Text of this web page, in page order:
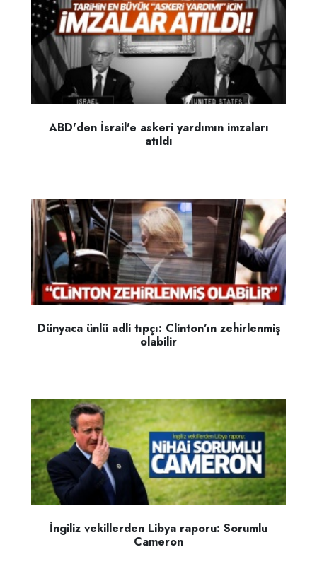
ABD'den İsrail'e askeri yardımın imzaları
atıldı
Dünyaca ünlü adli tıpçı: Clinton’ın zehirlenmiş
olabilir
İngiliz vekillerden Libya raporu: Sorumlu
Cameron